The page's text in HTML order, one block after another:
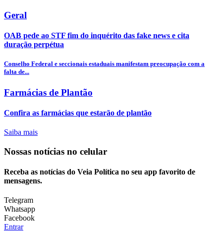
Geral
OAB pede ao STF fim do inquérito das fake news e cita
duração perpétua
Conselho Federal e seccionais estaduais manifestam preocupação com a
falta de...
Farmácias de Plantão
Confira as farmácias que estarão de plantão
Saiba mais
Nossas notícias no celular
Receba as notícias do Veia Política no seu app favorito de
mensagens.
Telegram
Whatsapp
Facebook
Entrar